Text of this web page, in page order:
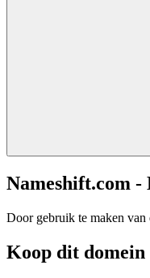
Nameshift.com -
Door gebruik te maken van
Koop dit domein